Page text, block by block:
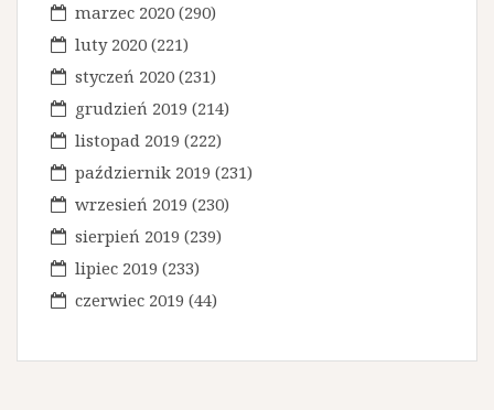
marzec 2020 (290)
luty 2020 (221)
styczeń 2020 (231)
grudzień 2019 (214)
listopad 2019 (222)
październik 2019 (231)
wrzesień 2019 (230)
sierpień 2019 (239)
lipiec 2019 (233)
czerwiec 2019 (44)